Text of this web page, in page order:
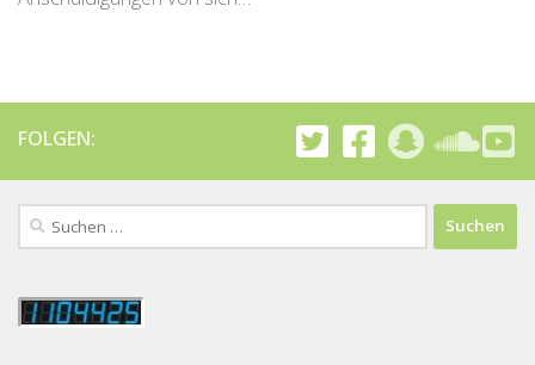
FOLGEN:
Suchen